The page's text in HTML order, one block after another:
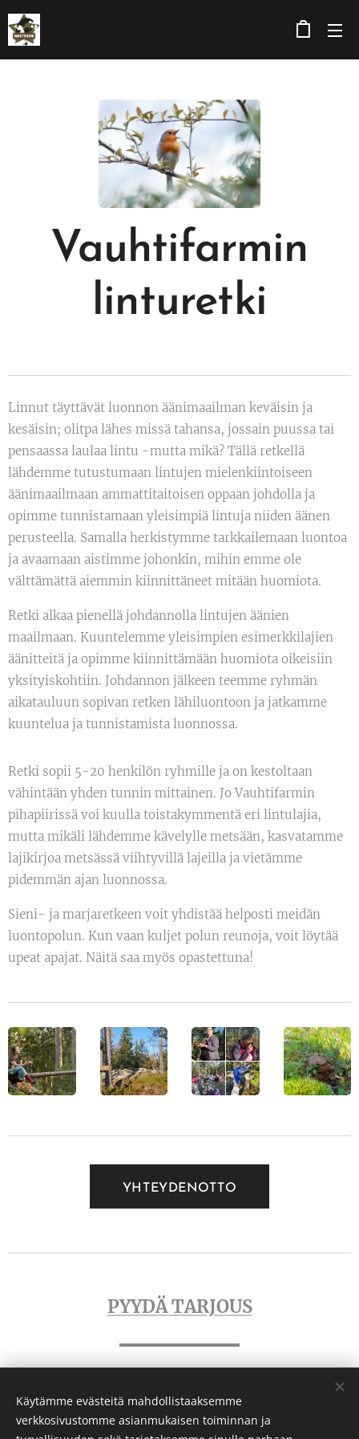
Vauhtifarmin
linturetki
Linnut täyttävät luonnon äänimaailman keväisin ja
kesäisin; olitpa lähes missä tahansa, jossain puussa tai
pensaassa laulaa lintu -mutta mikä? Tällä retkellä
lähdemme tutustumaan lintujen mielenkiintoiseen
äänimaailmaan ammattitaitoisen oppaan johdolla ja
opimme tunnistamaan yleisimpiä lintuja niiden äänen
perusteella. Samalla herkistymme tarkkailemaan luontoa
ja avaamaan aistimme johonkin, mihin emme ole
välttämättä aiemmin kiinnittäneet mitään huomiota.
Retki alkaa pienellä johdannolla lintujen äänien
maailmaan. Kuuntelemme yleisimpien esimerkkilajien
äänitteitä ja opimme kiinnittämään huomiota oikeisiin
yksityiskohtiin. Johdannon jälkeen teemme ryhmän
aikatauluun sopivan retken lähiluontoon ja jatkamme
kuuntelua ja tunnistamista luonnossa.
Retki sopii 5-20 henkilön ryhmille ja on kestoltaan
vähintään yhden tunnin mittainen. Jo Vauhtifarmin
pihapiirissä voi kuulla toistakymmentä eri lintulajia,
mutta mikäli lähdemme kävelylle metsään, kasvatamme
lajikirjoa metsässä viihtyvillä lajeilla ja vietämme
pidemmän ajan luonnossa.
Sieni- ja marjaretkeen voit yhdistää helposti meidän
luontopolun. Kun vaan kuljet polun reunoja, voit löytää
upeat apajat. Näitä saa myös opastettuna!
YHTEYDENOTTO
PYYDÄ TARJOUS
VAUHTIFARMI OY
Käytämme evästeitä mahdollistaaksemme
verkkosivustomme asianmukaisen toiminnan ja